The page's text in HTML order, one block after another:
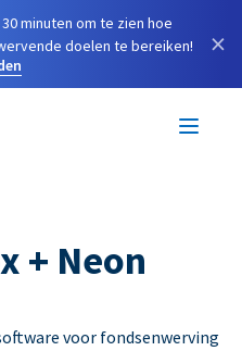
minuten om te zien hoe
doelen te bereiken!
×
+ Neon
voor fondsenwerving